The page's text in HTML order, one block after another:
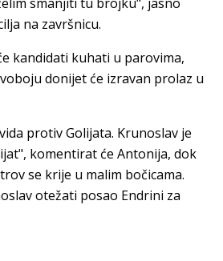
na završnicu.
kandidati kuhati u parovima,
donijet će izravan prolaz u
protiv Golijata. Krunoslav je
komentirat će Antonija, dok
se krije u malim bočicama.
otežati posao Endrini za